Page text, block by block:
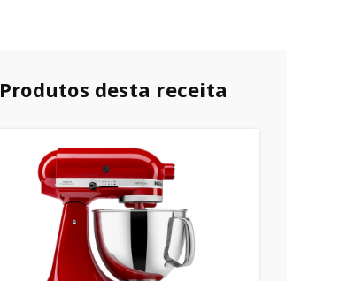
Produtos desta receita